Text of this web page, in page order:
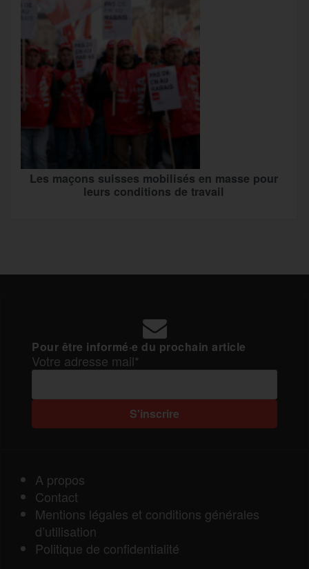
Les maçons suisses mobilisés en masse pour
leurs conditions de travail
Pour être informé·e du prochain article
Votre adresse mail*
A propos
Contact
Mentions légales et conditions générales
d’utilisation
Politique de confidentialité